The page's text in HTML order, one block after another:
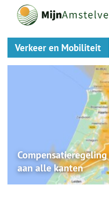
Verkeer en Mobiliteit
aan alle kanten